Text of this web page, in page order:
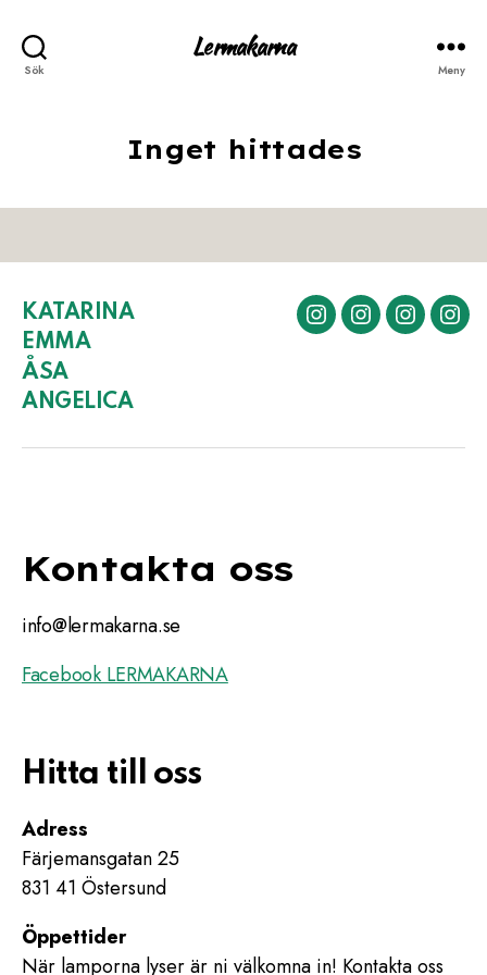
Sök
Lermakarna
Meny
Inget hittades
KATARINA
EMMA
ÅSA
ANGELICA
KATARINA
EMMAÅSA
Kontakta oss
info@lermakarna.se
Facebook LERMAKARNA
Hitta till oss
Adress
Färjemansgatan 25
831 41 Östersund
Öppettider
När lamporna lyser är ni välkomna in! Kontakta oss